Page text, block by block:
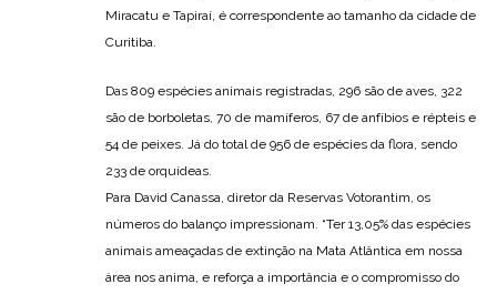
Miracatu e Tapiraí, é correspondente ao tamanho da cidade de
Curitiba.
Das 809 espécies animais registradas, 296 são de aves, 322
são de borboletas, 70 de mamíferos, 67 de anfíbios e répteis e
54 de peixes. Já do total de 956 de espécies da flora, sendo
233 de orquídeas.
Para David Canassa, diretor da Reservas Votorantim, os
números do balanço impressionam. “Ter 13,05% das espécies
animais ameaçadas de extinção na Mata Atlântica em nossa
área nos anima, e reforça a importância e o compromisso do